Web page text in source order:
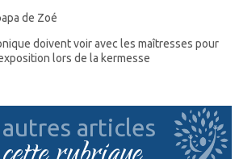
de Zoé
doivent voir avec les maîtresses pour
lors de la kermesse
autres articles